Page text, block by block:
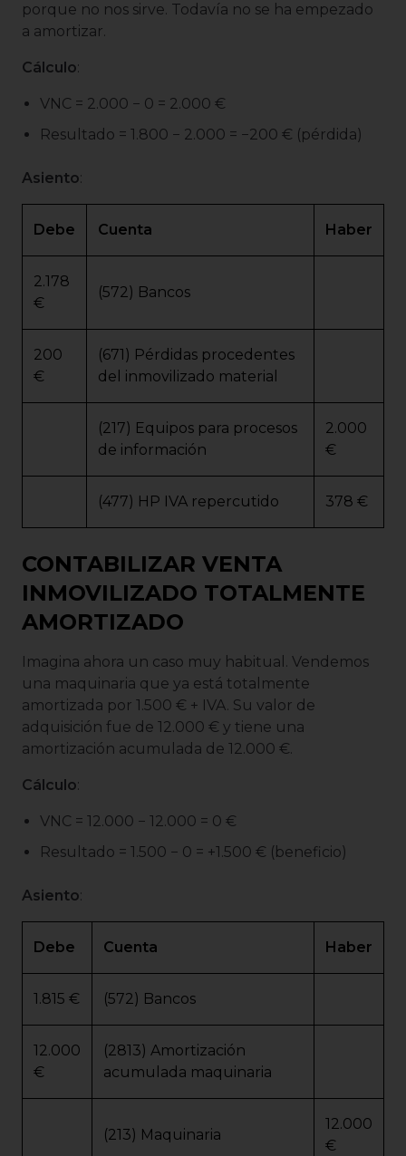
porque no nos sirve. Todavía no se ha empezado
a amortizar.
Cálculo:
VNC = 2.000 − 0 = 2.000 €
Resultado = 1.800 − 2.000 = −200 € (pérdida)
Asiento:
Debe Cuenta Haber
2.178
€
(572) Bancos
200
€
(671) Pérdidas procedentes
del inmovilizado material
(217) Equipos para procesos
de información
2.000
€
(477) HP IVA repercutido 378 €
CONTABILIZAR VENTA
INMOVILIZADO TOTALMENTE
AMORTIZADO
Imagina ahora un caso muy habitual. Vendemos
una maquinaria que ya está totalmente
amortizada por 1.500 € + IVA. Su valor de
adquisición fue de 12.000 € y tiene una
amortización acumulada de 12.000 €.
Cálculo:
VNC = 12.000 − 12.000 = 0 €
Resultado = 1.500 − 0 = +1.500 € (beneficio)
Asiento:
Debe Cuenta Haber
1.815 € (572) Bancos
12.000
€
(2813) Amortización
acumulada maquinaria
(213) Maquinaria
12.000
€